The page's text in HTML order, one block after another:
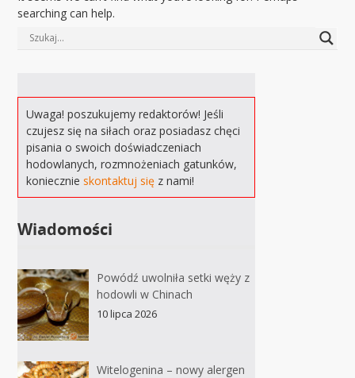
searching can help.
Uwaga! poszukujemy redaktorów! Jeśli
czujesz się na siłach oraz posiadasz chęci
pisania o swoich doświadczeniach
hodowlanych, rozmnożeniach gatunków,
koniecznieskontaktuj się z nami!
Wiadomości
Powódź uwolniła setki węży z
hodowli w Chinach
10 lipca 2026
Witelogenina – nowy alergen